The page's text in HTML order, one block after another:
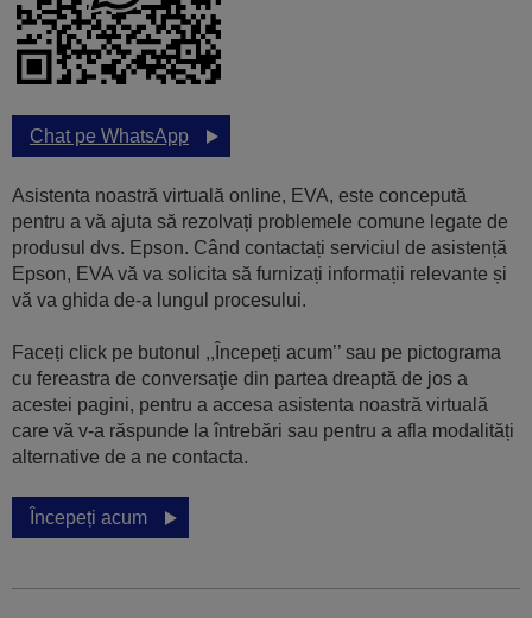
Chat pe WhatsApp
Asistenta noastră virtuală online, EVA, este concepută
pentru a vă ajuta să rezolvați problemele comune legate de
produsul dvs. Epson. Când contactați serviciul de asistență
Epson, EVA vă va solicita să furnizați informații relevante și
vă va ghida de-a lungul procesului.
Faceți click pe butonul ,,Începeți acum’’ sau pe pictograma
cu fereastra de conversaţie din partea dreaptă de jos a
acestei pagini, pentru a accesa asistenta noastră virtuală
care vă v-a răspunde la întrebări sau pentru a afla modalități
alternative de a ne contacta.
Începeți acum